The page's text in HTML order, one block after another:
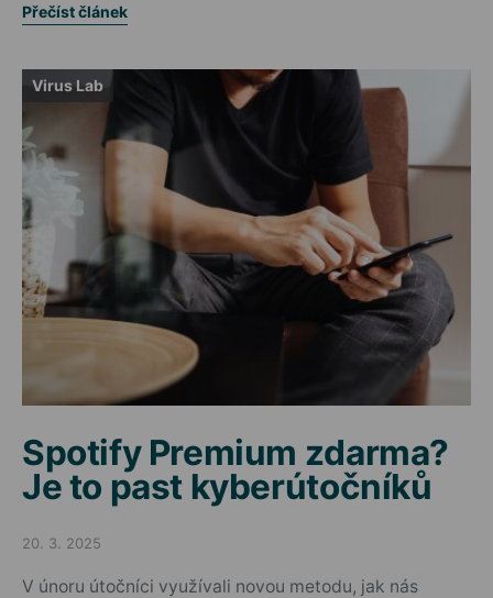
Přečíst článek
Virus Lab
Spotify Premium zdarma?
Je to past kyberútočníků
Posted on
20. 3. 2025
V únoru útočníci využívali novou metodu, jak nás